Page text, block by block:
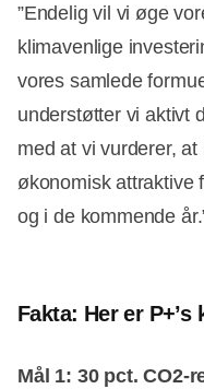
”Endelig vil vi øge
klimavenlige
vores samlede
understøtter vi aktivt
med at vi vurderer,
økonomisk attraktive
og i de kommende
Fakta: Her er P+’s
Mål 1: 30 pct. CO2-